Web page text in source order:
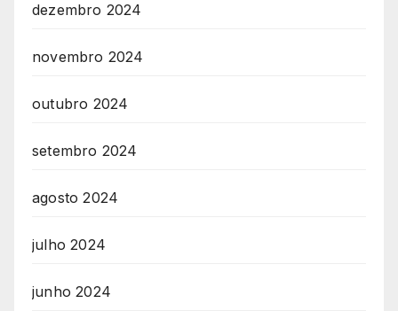
dezembro 2024
novembro 2024
outubro 2024
setembro 2024
agosto 2024
julho 2024
junho 2024